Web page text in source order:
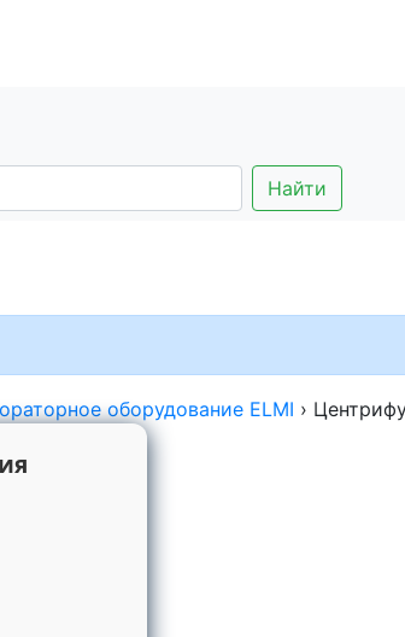
Найти
оборудование ELMI ›